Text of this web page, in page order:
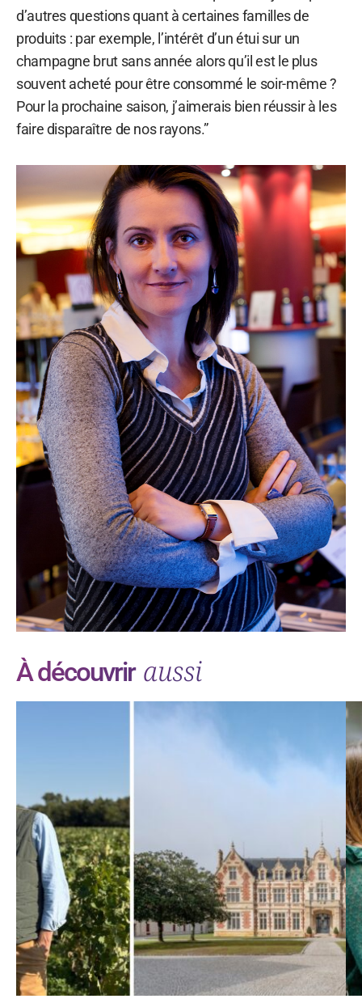
d’autres questions quant à certaines familles de
produits : par exemple, l’intérêt d’un étui sur un
champagne brut sans année alors qu’il est le plus
souvent acheté pour être consommé le soir-même ?
Pour la prochaine saison, j’aimerais bien réussir à les
faire disparaître de nos rayons.”
À découvrir aussi